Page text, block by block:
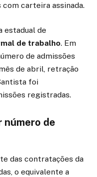
carteira assinada.
estadual de
de trabalho. Em
de admissões
de abril, retração
foi
registradas.
número de
das contratações da
o equivalente a